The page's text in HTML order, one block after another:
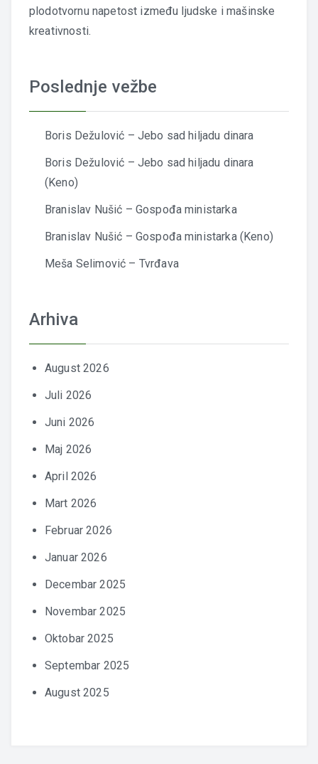
plodotvornu napetost između ljudske i mašinske
kreativnosti.
Poslednje vežbe
Boris Dežulović – Jebo sad hiljadu dinara
Boris Dežulović – Jebo sad hiljadu dinara
(Keno)
Branislav Nušić – Gospođa ministarka
Branislav Nušić – Gospođa ministarka (Keno)
Meša Selimović – Tvrđava
Arhiva
August 2026
Juli 2026
Juni 2026
Maj 2026
April 2026
Mart 2026
Februar 2026
Januar 2026
Decembar 2025
Novembar 2025
Oktobar 2025
Septembar 2025
August 2025